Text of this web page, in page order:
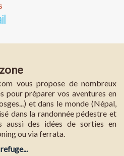
vous propose de nombreux
pour préparer vos aventures en
et dans le monde (Népal,
dans la randonnée pédestre et
aussi des idées de sorties en
ou via ferrata.